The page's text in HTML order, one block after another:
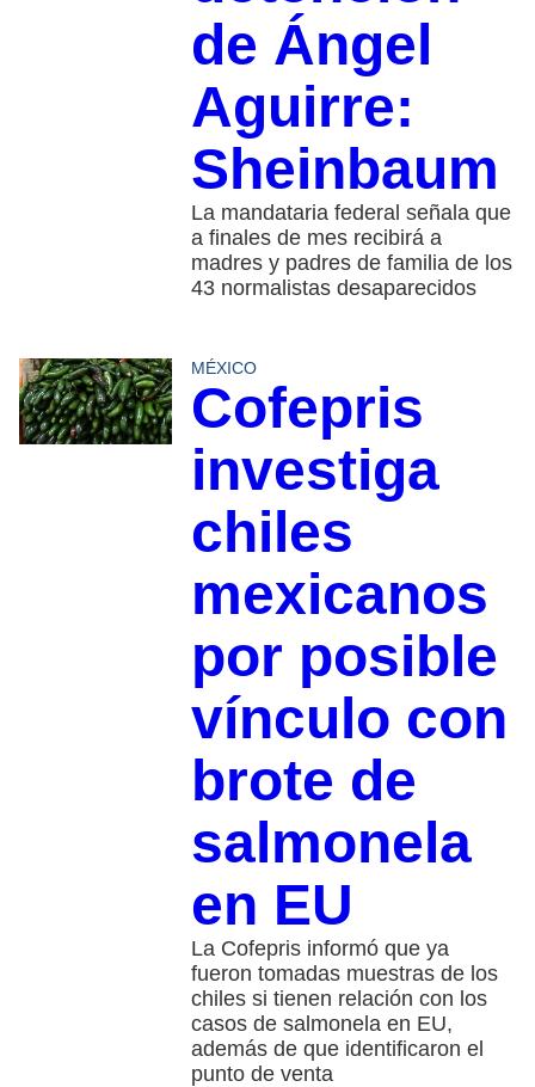
de Ángel
Aguirre:
Sheinbaum
La mandataria federal señala que
a finales de mes recibirá a
madres y padres de familia de los
43 normalistas desaparecidos
MÉXICO
Cofepris
investiga
chiles
mexicanos
por posible
vínculo con
brote de
salmonela
en EU
La Cofepris informó que ya
fueron tomadas muestras de los
chiles si tienen relación con los
casos de salmonela en EU,
además de que identificaron el
punto de venta